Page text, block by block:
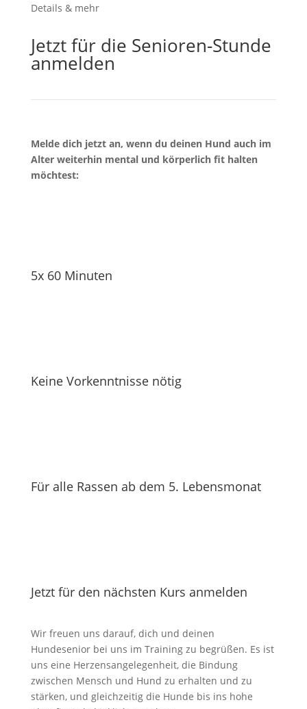
Details & mehr
Jetzt für die Senioren-Stunde
anmelden
Melde dich jetzt an, wenn du deinen Hund auch im
Alter weiterhin mental und körperlich fit halten
möchtest:
5x 60 Minuten
Keine Vorkenntnisse nötig
Für alle Rassen ab dem 5. Lebensmonat
Jetzt für den nächsten Kurs anmelden
Wir freuen uns darauf, dich und deinen
Hundesenior bei uns im Training zu begrüßen. Es ist
uns eine Herzensangelegenheit, die Bindung
zwischen Mensch und Hund zu erhalten und zu
stärken, und gleichzeitig die Hunde bis ins hohe